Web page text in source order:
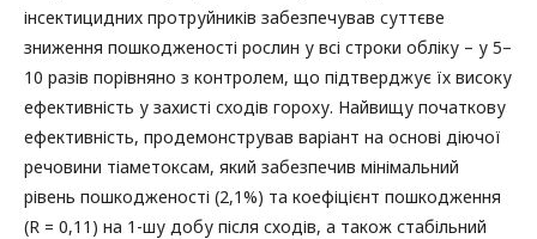
інсектицидних протруйників забезпечував суттєве
зниження пошкодженості рослин у всі строки обліку – у 5–
10 разів порівняно з контролем, що підтверджує їх високу
ефективність у захисті сходів гороху. Найвищу початкову
ефективність, продемонстрував варіант на основі діючої
речовини тіаметоксам, який забезпечив мінімальний
рівень пошкодженості (2,1%) та коефіцієнт пошкодження
(R = 0,11) на 1-шу добу після сходів, а також стабільний